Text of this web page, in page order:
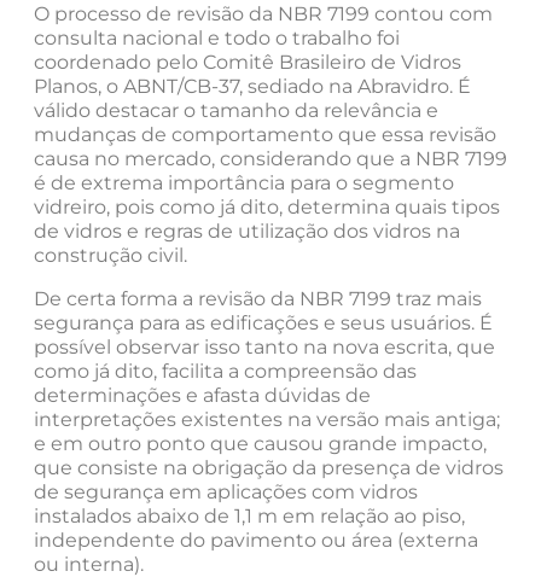
O processo de revisão da NBR 7199 contou com
consulta nacional e todo o trabalho foi
coordenado pelo Comitê Brasileiro de Vidros
Planos, o ABNT/CB-37, sediado na Abravidro. É
válido destacar o tamanho da relevância e
mudanças de comportamento que essa revisão
causa no mercado, considerando que a NBR 7199
é de extrema importância para o segmento
vidreiro, pois como já dito, determina quais tipos
de vidros e regras de utilização dos vidros na
construção civil.
De certa forma a revisão da NBR 7199 traz mais
segurança para as edificações e seus usuários. É
possível observar isso tanto na nova escrita, que
como já dito, facilita a compreensão das
determinações e afasta dúvidas de
interpretações existentes na versão mais antiga;
e em outro ponto que causou grande impacto,
que consiste na obrigação da presença de vidros
de segurança em aplicações com vidros
instalados abaixo de 1,1 m em relação ao piso,
independente do pavimento ou área (externa
ou interna).